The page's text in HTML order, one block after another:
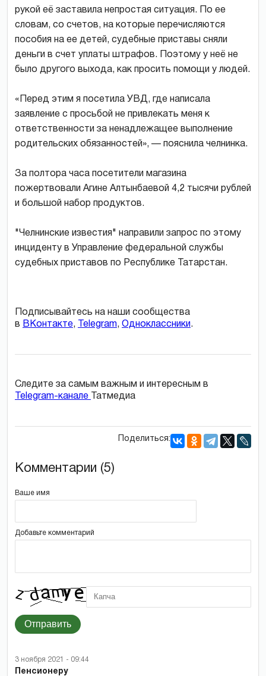
рукой её заставила непростая ситуация. По ее
словам, со счетов, на которые перечисляются
пособия на ее детей, судебные приставы сняли
деньги в счет уплаты штрафов. Поэтому у неё не
было другого выхода, как просить помощи у людей.
«Перед этим я посетила УВД, где написала
заявление с просьбой не привлекать меня к
ответственности за ненадлежащее выполнение
родительских обязанностей», — пояснила челнинка.
За полтора часа посетители магазина
пожертвовали Агине Алтынбаевой 4,2 тысячи рублей
и большой набор продуктов.
"Челнинские известия" направили запрос по этому
инциденту в Управление федеральной службы
судебных приставов по Республике Татарстан.
Подписывайтесь на наши сообщества
в ВКонтакте, Telegram, Одноклассники.
Следите за самым важным и интересным в
Telegram-канале
Татмедиа
Поделиться:
Комментарии (5)
Ваше имя
Добавьте комментарий
Отправить
3 ноября 2021 - 09:44
Пенсионеру